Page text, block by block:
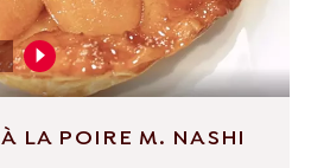
LA POIRE M. NASHI